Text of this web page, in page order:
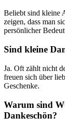
Beliebt sind kleine
zeigen, dass man
persönlicher
Sind kleine
Ja. Oft zählt nicht
freuen sich über
Geschenke.
Warum sind
Dankeschön?